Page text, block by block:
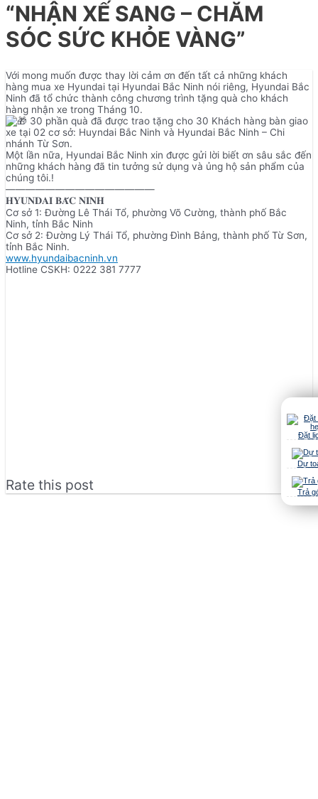
“NHẬN XẾ SANG – CHĂM
SÓC SỨC KHỎE VÀNG”
Với mong muốn được thay lời cảm ơn đến tất cả những khách
hàng mua xe Hyundai tại Hyundai Bắc Ninh nói riêng, Hyundai Bắc
Ninh đã tổ chức thành công chương trình tặng quà cho khách
hàng nhận xe trong Tháng 10.
30 phần quà đã được trao tặng cho 30 Khách hàng bàn giao
xe tại 02 cơ sở: Huyndai Bắc Ninh và Hyundai Bắc Ninh – Chi
nhánh Từ Sơn.
Một lần nữa, Hyundai Bắc Ninh xin được gửi lời biết ơn sâu sắc đến
những khách hàng đã tin tưởng sử dụng và ủng hộ sản phẩm của
chúng tôi.!
———————————————
𝐇𝐘𝐔𝐍𝐃𝐀𝐈 𝐁𝐀̆́𝐂 𝐍𝐈𝐍𝐇
Cơ sở 1: Đường Lê Thái Tổ, phường Võ Cường, thành phố Bắc
Ninh, tỉnh Bắc Ninh
Cơ sở 2: Đường Lý Thái Tổ, phường Đình Bảng, thành phố Từ Sơn,
tỉnh Bắc Ninh.
www.hyundaibacninh.vn
Hotline CSKH: 0222 381 7777
Rate this post
Đặt
Dự
Trả